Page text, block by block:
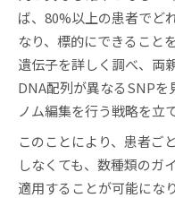
ば、80%以上の患者でど
なり、標的にできること
遺伝子を詳しく調べ、両
DNA配列が異なるSNPを
ノム編集を行う戦略を立
このことにより、患者ご
しなくても、数種類のガ
適用することが可能にな